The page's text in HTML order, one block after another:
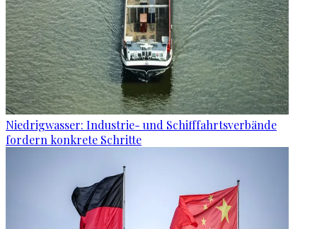
Niedrigwasser: Industrie- und Schifffahrtsverbände
fordern konkrete Schritte